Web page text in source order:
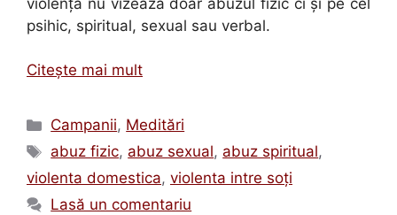
psihic, spiritual, sexual sau verbal.
Citește mai mult
Categorii
Campanii, Meditări
Etichete
abuz fizic, abuz sexual, abuz spiritual,
violenta domestica, violenta intre soţi
Lasă un comentariu